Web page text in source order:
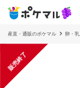
産直・通販のポケマル 卵・乳
販売終了